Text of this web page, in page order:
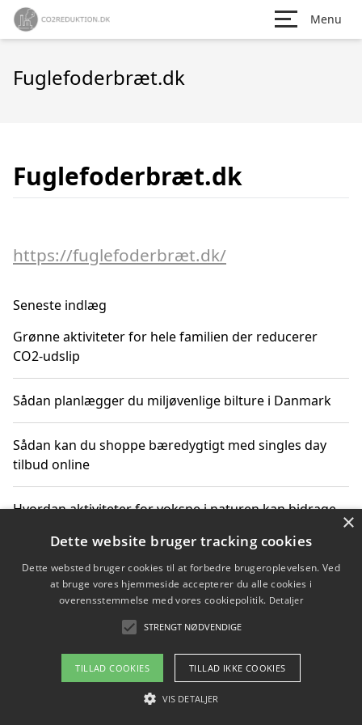
Menu
Fuglefoderbræt.dk
Fuglefoderbræt.dk
https://fuglefoderbræt.dk/
Seneste indlæg
Grønne aktiviteter for hele familien der reducerer
CO2-udslip
Sådan planlægger du miljøvenlige bilture i Danmark
Sådan kan du shoppe bæredygtigt med singles day
tilbud online
Hvordan aktiviteter for voksne i naturen kan bidrage
Sådan planlægger du dine vigtige datoer for CO2-
reduktion
Copyright 2026 - Pilanto Aps
Om / kontakt
×
Dette website bruger tracking cookies
Dette websted bruger cookies til at forbedre brugeroplevelsen. Ved
at bruge vores hjemmeside accepterer du alle cookies i
overensstemmelse med vores cookiepolitik. Detaljer
STRENGT NØDVENDIGE
TILLAD COOKIES TILLAD IKKE COOKIES
VIS DETALJER